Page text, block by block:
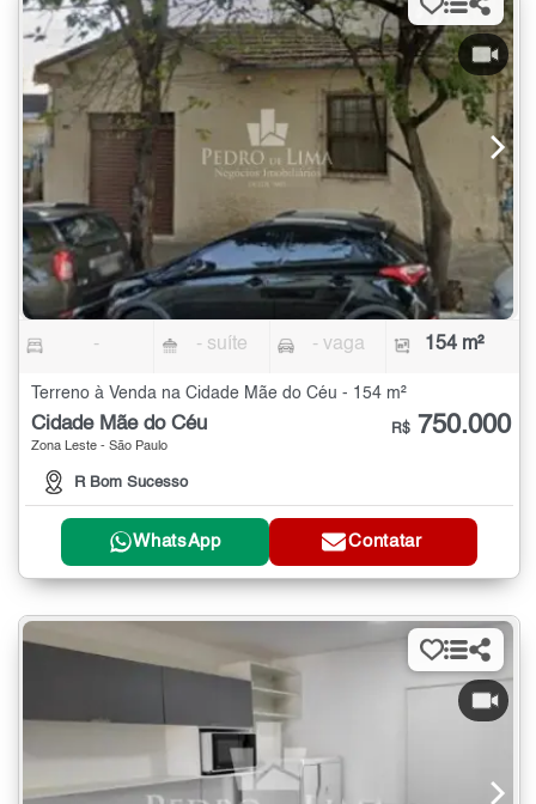
- - suíte - vaga 154 m²
Terreno à Venda na Cidade Mãe do Céu - 154 m²
Cidade Mãe do Céu
Zona Leste - São Paulo
R Bom Sucesso
R$ 750.000
WhatsApp Contatar